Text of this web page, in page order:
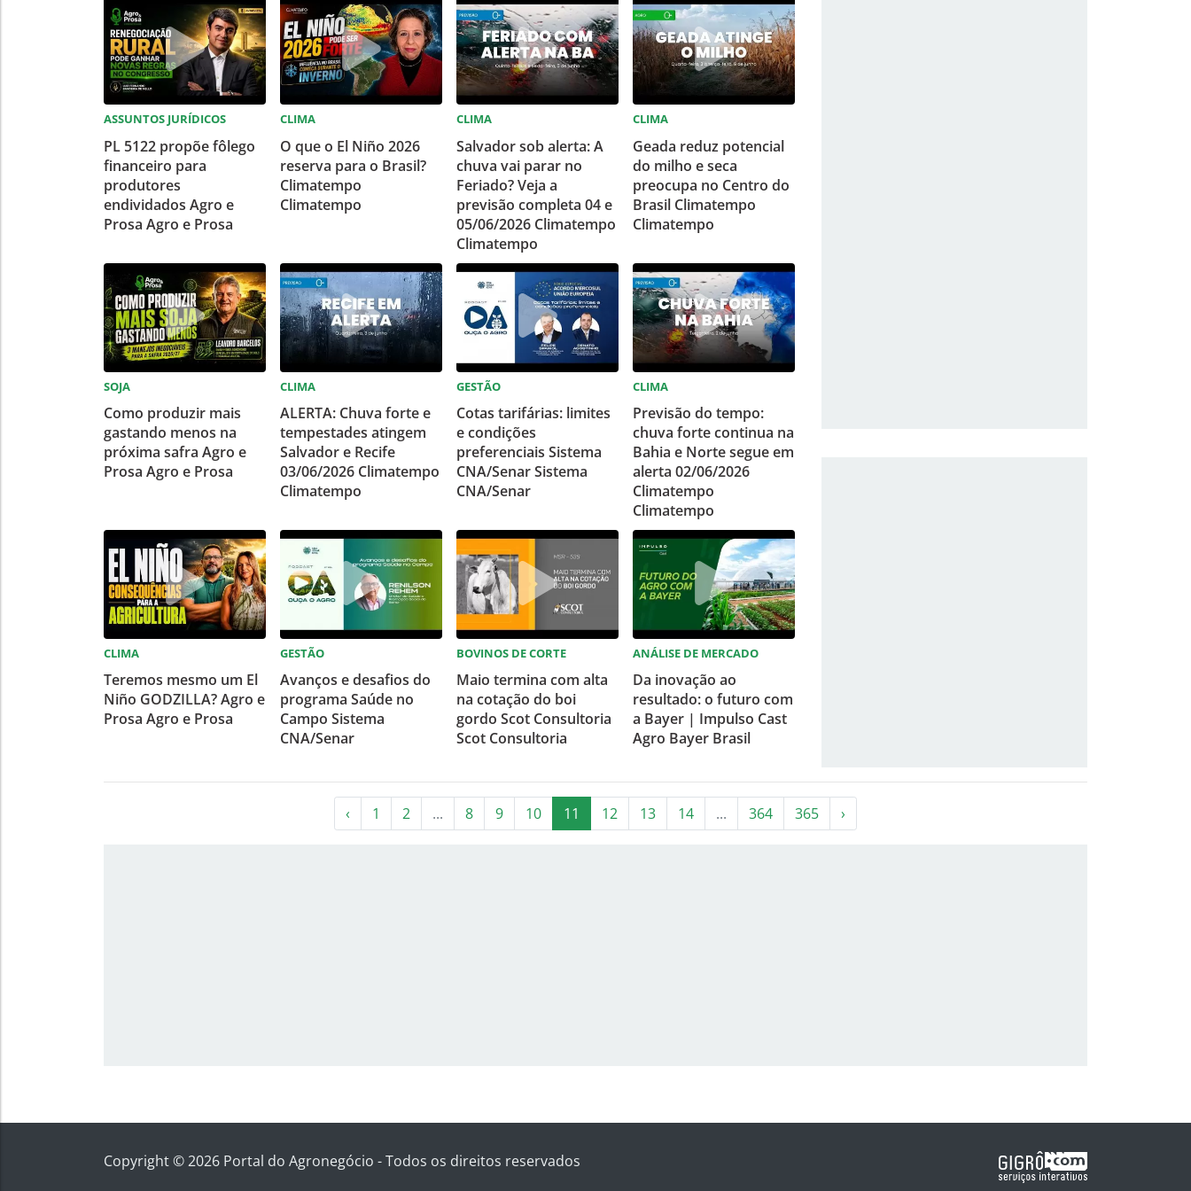
ASSUNTOS JURÍDICOS
PL 5122 propõe fôlego
financeiro para
produtores
endividados Agro e
Prosa Agro e Prosa
CLIMA
O que o El Niño 2026
reserva para o Brasil?
Climatempo
Climatempo
CLIMA
Salvador sob alerta: A
chuva vai parar no
Feriado? Veja a
previsão completa 04 e
05/06/2026 Climatempo
Climatempo
CLIMA
Geada reduz potencial
do milho e seca
preocupa no Centro do
Brasil Climatempo
Climatempo
SOJA
Como produzir mais
gastando menos na
próxima safra Agro e
Prosa Agro e Prosa
CLIMA
ALERTA: Chuva forte e
tempestades atingem
Salvador e Recife
03/06/2026 Climatempo
Climatempo
GESTÃO
Cotas tarifárias: limites
e condições
preferenciais Sistema
CNA/Senar Sistema
CNA/Senar
CLIMA
Previsão do tempo:
chuva forte continua na
Bahia e Norte segue em
alerta 02/06/2026
Climatempo
Climatempo
CLIMA
Teremos mesmo um El
Niño GODZILLA? Agro e
Prosa Agro e Prosa
GESTÃO
Avanços e desafios do
programa Saúde no
Campo Sistema
CNA/Senar
BOVINOS DE CORTE
Maio termina com alta
na cotação do boi
gordo Scot Consultoria
Scot Consultoria
ANÁLISE DE MERCADO
Da inovação ao
resultado: o futuro com
a Bayer | Impulso Cast
Agro Bayer Brasil
‹ 1 2 ... 8 9 10 11 12 13 14 ... 364 365 ›
Copyright © 2026 Portal do Agronegócio - Todos os direitos reservados